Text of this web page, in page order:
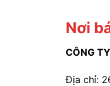
Nơi
CÔNG
Địa chỉ: